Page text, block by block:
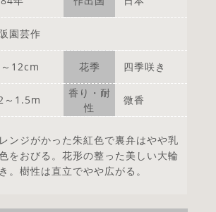
園芸作
12cm 花季 四季咲き
～1.5m
香り・耐
性
微香
ンジがかった朱紅色で裏弁はやや乳
をおびる。花形の整った美しい大輪
。樹性は直立でやや広がる。